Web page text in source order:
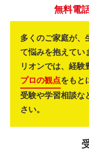
無料電
多くのご家庭が、
て悩みを抱えてい
リオンでは、経験
プロの観点をもと
受験や学習相談な
さい。